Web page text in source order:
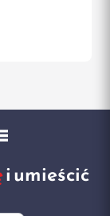
i umieścić